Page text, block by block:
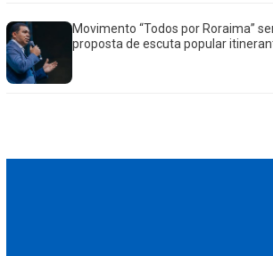
Movimento “Todos por Roraima”
proposta de escuta popular